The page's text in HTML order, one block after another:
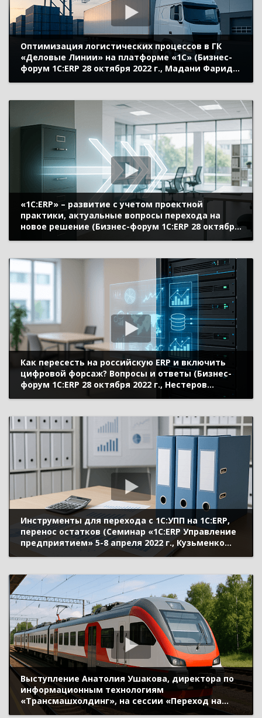
Оптимизация логистических процессов в ГК
«Деловые Линии» на платформе «1С» (Бизнес-
форум 1С:ERP 28 октября 2022 г., Мадани Фарид,
«1С:ERP» – развитие с учетом проектной
практики, актуальные вопросы перехода на
новое решение (Бизнес-форум 1С:ERP 28 октября
2022 г., Моничев Алексей, Кислов Алексей, «1С»)
Как пересесть на российскую ERP и включить
цифровой форсаж? Вопросы и ответы (Бизнес-
форум 1С:ERP 28 октября 2022 г., Нестеров
Инструменты для перехода с 1С:УПП на 1С:ERP,
перенос остатков (Семинар «1С:ERP Управление
предприятием» 5-8 апреля 2022 г., Кузьменко
Выступление Анатолия Ушакова, директора по
информационным технологиям
«Трансмашхолдинг», на сессии «Переход на
российский софт: дорожная карта» (ИННОПРОМ